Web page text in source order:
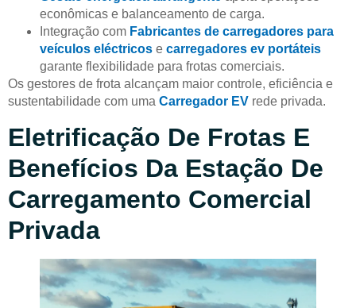
econômicas e balanceamento de carga.
Integração com Fabricantes de carregadores para
veículos eléctricos e carregadores ev portáteis
garante flexibilidade para frotas comerciais.
Os gestores de frota alcançam maior controle, eficiência e
sustentabilidade com uma Carregador EV rede privada.
Eletrificação De Frotas E
Benefícios Da Estação De
Carregamento Comercial
Privada